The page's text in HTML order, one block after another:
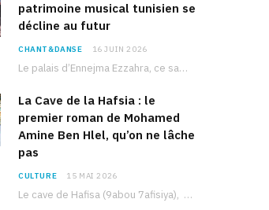
patrimoine musical tunisien se
décline au futur
CHANT&DANSE 16 JUIN 2026
Le palais d’Ennejma Ezzahra, ce sanctuaire de la musique tunisienne et méditerranéenne construit par le…
La Cave de la Hafsia : le
premier roman de Mohamed
Amine Ben Hlel, qu’on ne lâche
pas
CULTURE 15 MAI 2026
Le cave de Hafisa (9abou 7afisiya), premier roman du journaliste tunisien Mohamed Amine Ben Hlel,…